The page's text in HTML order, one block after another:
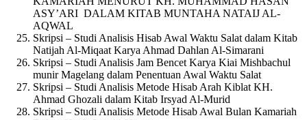
ASY’ARI DALAM KITAB MUNTAHA NATAIJ AL-
AQWAL
Skripsi – Studi Analisis Hisab Awal Waktu Salat dalam Kitab
Natijah Al-Miqaat Karya Ahmad Dahlan Al-Simarani
Skripsi – Studi Analisis Jam Bencet Karya Kiai Mishbachul
munir Magelang dalam Penentuan Awal Waktu Salat
Skripsi – Studi Analisis Metode Hisab Arah Kiblat KH.
Ahmad Ghozali dalam Kitab Irsyad Al-Murid
Skripsi – Studi Analisis Metode Hisab Awal Bulan Kamariah